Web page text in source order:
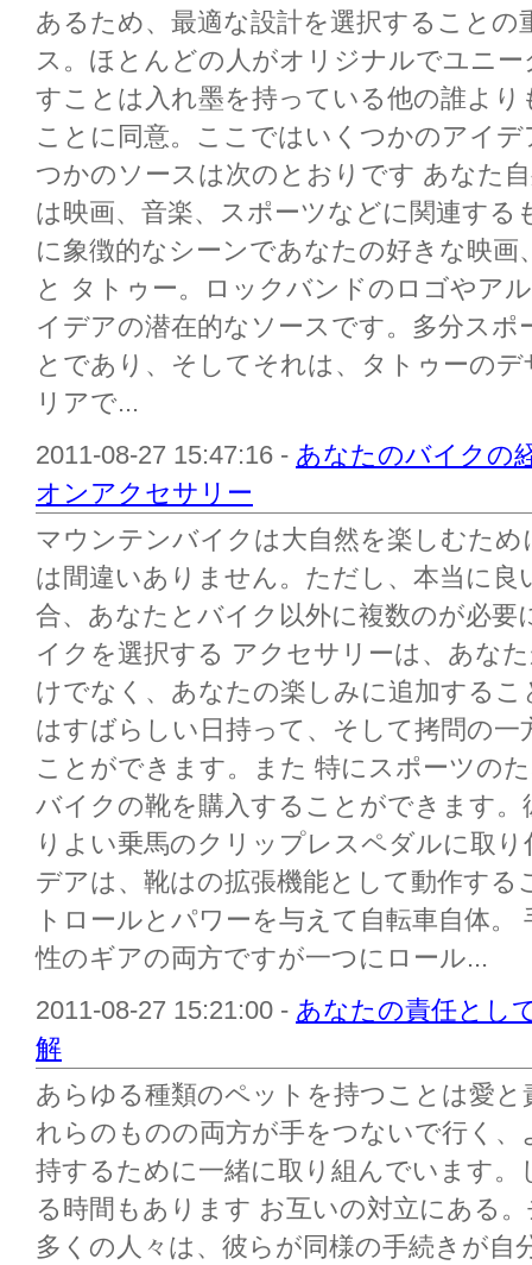
あるため、最適な設計を選択すること
ス。ほとんどの人がオリジナルでユニ
すことは入れ墨を持っている他の誰よ
ことに同意。ここではいくつかのアイ
つかのソースは次のとおりです あなた
は映画、音楽、スポーツなどに関連す
に象徴的なシーンであなたの好きな映
と タトゥー。ロックバンドのロゴやア
イデアの潜在的なソースです。多分ス
とであり、そしてそれは、タトゥーの
リアで...
2011-08-27 15:47:16 - あなたのバイクの
オンアクセサリー
マウンテンバイクは大自然を楽しむた
は間違いありません。ただし、本当に
合、あなたとバイク以外に複数のが必
イクを選択する アクセサリーは、あな
けでなく、あなたの楽しみに追加する
はすばらしい日持って、そして拷問の
ことができます。また 特にスポーツの
バイクの靴を購入することができます
りよい乗馬のクリップレスペダルに取
デアは、靴はの拡張機能として動作す
トロールとパワーを与えて自転車自体
性のギアの両方ですが一つにロール...
2011-08-27 15:21:00 - あなたの責任とし
解
あらゆる種類のペットを持つことは愛
れらのものの両方が手をつないで行く
持するために一緒に取り組んでいます
る時間もあります お互いの対立にある
多くの人々は、彼らが同様の手続きが自